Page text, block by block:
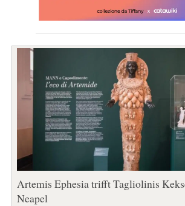
Artemis Ephesia trifft Tagliolinis
Neapel